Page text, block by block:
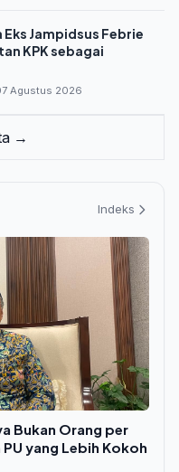
Jampidsus Febrie
KPK sebagai
Agustus 2026
→
Indeks
Bukan Orang per
yang Lebih Kokoh